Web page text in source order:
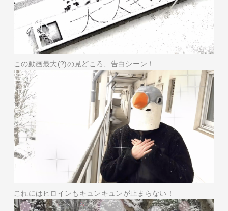
この動画最大(?)の見どころ、告白シーン！
これにはヒロインもキュンキュンが止まらない！